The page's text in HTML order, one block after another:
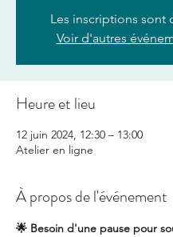
Les inscriptions sont
Voir d'autres
Heure et lieu
12 juin 2024, 12:30 – 13:00
Atelier en ligne
À propos de l'événement
🌟 Besoin d'une pause pour